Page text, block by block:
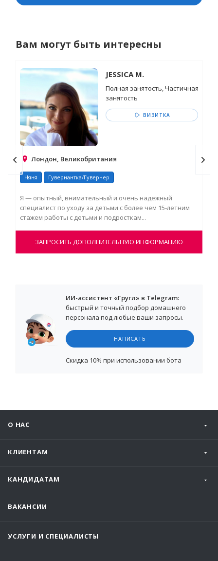
Вам могут быть интересны
JESSICA M.
Полная занятость, Частичная
занятость
ВИЗИТКА
Лондон, Великобритания
Няня Гувернантка/Гувернер
Я — опытный, внимательный и очень надежный
специалист по уходу за детьми с более чем 15-летним
стажем работы с детьми и подросткам...
ЗАПРОСИТЬ ДОПОЛНИТЕЛЬНУЮ ИНФОРМАЦИЮ
ИИ-ассистент «Гругл» в Telegram:
быстрый и точный подбор домашнего
персонала под любые ваши запросы.
НАПИСАТЬ
Cкидка 10% при использовании бота
О НАС
КЛИЕНТАМ
КАНДИДАТАМ
ВАКАНСИИ
УСЛУГИ И СПЕЦИАЛИСТЫ